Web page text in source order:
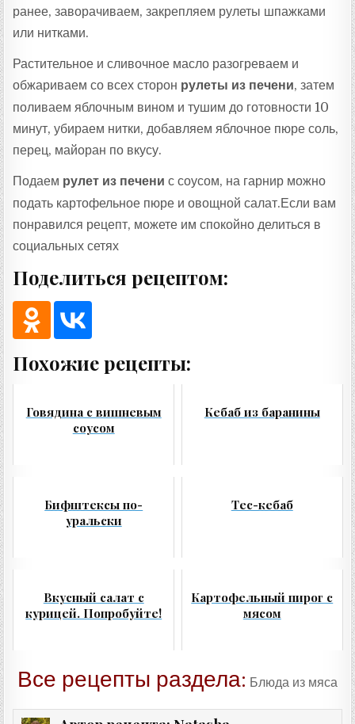
ранее, заворачиваем, закрепляем рулеты шпажками
или нитками.
Растительное и сливочное масло разогреваем и
обжариваем со всех сторон рулеты из печени, затем
поливаем яблочным вином и тушим до готовности 10
минут, убираем нитки, добавляем яблочное пюре соль,
перец, майоран по вкусу.
Подаем рулет из печени с соусом, на гарнир можно
подать картофельное пюре и овощной салат.Если вам
понравился рецепт, можете им спокойно делиться в
социальных сетях
Поделиться рецептом:
Похожие рецепты:
Говядина с вишневым
соусом
Кебаб из баранины
Бифштексы по-
уральски
Тес-кебаб
Вкусный салат с
курицей. Попробуйте!
Картофельный пирог с
мясом
Все рецепты раздела: Блюда из мяса